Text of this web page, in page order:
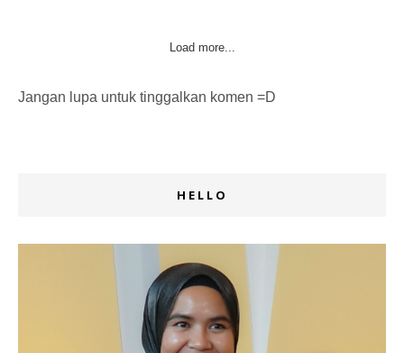
Load more...
Jangan lupa untuk tinggalkan komen =D
HELLO